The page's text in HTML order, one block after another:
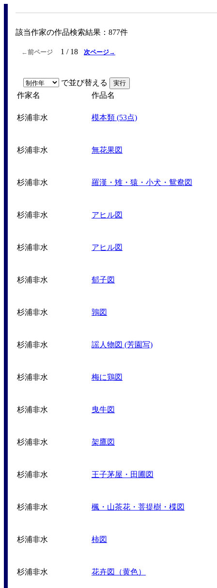
該当作家の作品検索結果：877件
←前ページ 1 / 18 次ページ→
で並び替える
作家名
作品名
杉浦非水 模本類 (53点)
杉浦非水 無花果図
杉浦非水 羅漢・雉・猿・小犬・鴛鴦図
杉浦非水 アヒル図
杉浦非水 アヒル図
杉浦非水 郁子図
杉浦非水 鶉図
杉浦非水 謡人物図 (芳園写)
杉浦非水 梅に鶏図
杉浦非水 曳牛図
杉浦非水 架鷹図
杉浦非水 王子茅屋・田圃図
杉浦非水 楓・山茶花・菩提樹・楪図
杉浦非水 柿図
杉浦非水 花卉図（黄色）